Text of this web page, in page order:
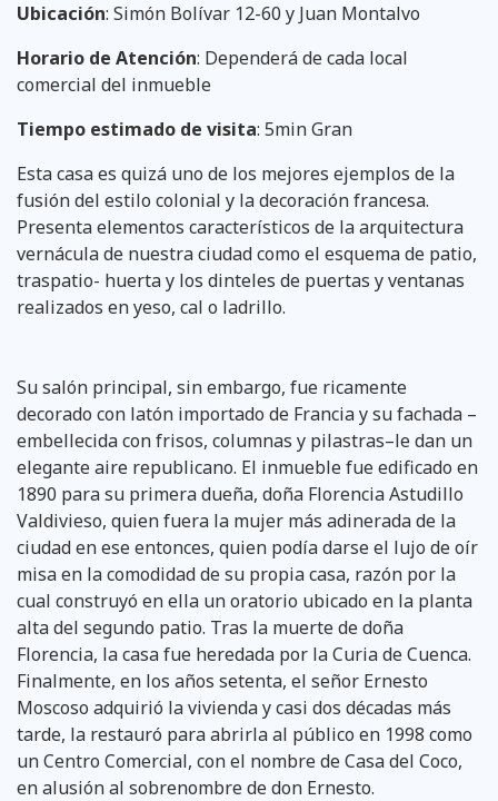
Ubicación: Simón Bolívar 12-60 y Juan Montalvo
Horario de Atención: Dependerá de cada local
comercial del inmueble
Tiempo estimado de visita: 5min Gran
Esta casa es quizá uno de los mejores ejemplos de la
fusión del estilo colonial y la decoración francesa.
Presenta elementos característicos de la arquitectura
vernácula de nuestra ciudad como el esquema de patio,
traspatio- huerta y los dinteles de puertas y ventanas
realizados en yeso, cal o ladrillo.
Su salón principal, sin embargo, fue ricamente
decorado con latón importado de Francia y su fachada –
embellecida con frisos, columnas y pilastras–le dan un
elegante aire republicano. El inmueble fue edificado en
1890 para su primera dueña, doña Florencia Astudillo
Valdivieso, quien fuera la mujer más adinerada de la
ciudad en ese entonces, quien podía darse el lujo de oír
misa en la comodidad de su propia casa, razón por la
cual construyó en ella un oratorio ubicado en la planta
alta del segundo patio. Tras la muerte de doña
Florencia, la casa fue heredada por la Curia de Cuenca.
Finalmente, en los años setenta, el señor Ernesto
Moscoso adquirió la vivienda y casi dos décadas más
tarde, la restauró para abrirla al público en 1998 como
un Centro Comercial, con el nombre de Casa del Coco,
en alusión al sobrenombre de don Ernesto.